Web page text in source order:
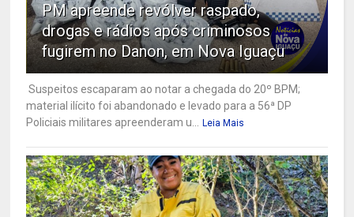
PM apreende revólver raspado,
drogas e rádios após criminosos
fugirem no Danon, em Nova Iguaçu
Suspeitos escaparam ao notar a chegada do 20º BPM;
material ilícito foi abandonado e levado para a 56ª DP
Policiais militares apreenderam u... Leia Mais